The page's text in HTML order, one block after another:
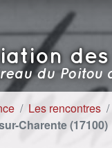
du Poitou
Les rencontres
Charente (17100)